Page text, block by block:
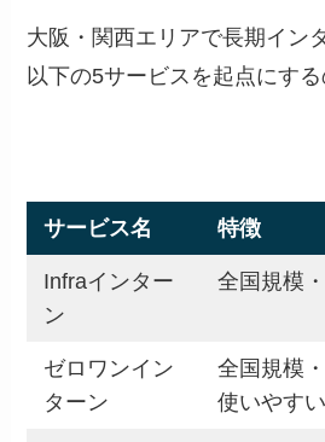
大阪・関西エリアで長期イン
以下の5サービスを起点にする
サービス名 特徴
Infraインター
ン
全国規模
ゼロワンイン
ターン
全国規模
使いやすい